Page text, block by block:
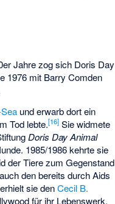
Jahre zog sich Doris Day
1976 mit Barry Comden
und erwarb dort ein
Tod lebte.[16] Sie widmete
Doris Day Animal
1985/1986 kehrte sie
der Tiere zum Gegenstand
den bereits durch Aids
sie denCecil B.
für ihr Lebenswerk.